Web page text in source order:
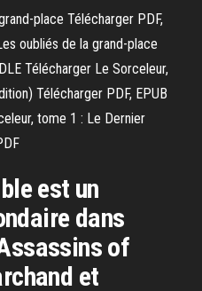
place Télécharger PDF,
oubliés de la grand-place
Télécharger Le Sorceleur,
Télécharger PDF, EPUB
tome 1 : Le Dernier
est un
dans
of
et